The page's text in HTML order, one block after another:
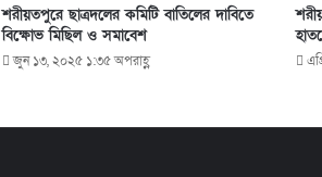
শরীয়তপুরে ছাত্রদলের কমিটি বাতিলের দাবিতে
বিক্ষোভ মিছিল ও সমাবেশ
জুন ১৩, ২০২৫ ১:৩৫ অপরাহ্ণ